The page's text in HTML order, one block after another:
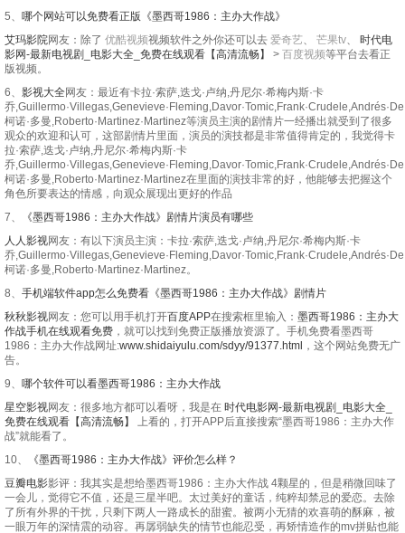
5、 哪个网站可以免费看正版《墨西哥1986：主办大作战》
艾玛影院网友：除了 优酷视频视频软件之外你还可以去 爱奇艺、 芒果tv、 时代电
影网-最新电视剧_电影大全_免费在线观看【高清流畅】 > 百度视频等平台去看正
版视频。
6、 影视大全网友：最近有卡拉·索萨,迭戈·卢纳,丹尼尔·希梅内斯·卡
乔
柯诺·多曼,Roberto·Martinez·Martinez等演员主演的剧情片一经播出就受到了很多
观众的欢迎和认可，这部剧情片里面，演员的演技都是非常值得肯定的，我觉得卡
拉·索萨,迭戈·卢纳,丹尼尔·希梅内斯·卡
乔
柯诺·多曼,Roberto·Martinez·Martinez在里面的演技非常的好，他能够去把握这个
角色所要表达的情感，向观众展现出更好的作品
7、
《墨西哥1986：主办大作战》剧情片演员有哪些
人人影视网友：有以下演员主演：卡拉·索萨,迭戈·卢纳,丹尼尔·希梅内斯·卡
乔
柯诺·多曼,Roberto·Martinez·Martinez。
8、 手机端软件app怎么免费看《墨西哥1986：主办大作战》剧情片
秋秋影视网友：您可以用手机打开百度APP在搜索框里输入： 墨西哥1986：主办大
作战手机在线观看免费 ，就可以找到免费正版播放资源了。手机免费看墨西哥
1986：主办大作战网址:www.shidaiyulu.com/sdyy/91377.html ，这个网站免费无广
告。
9、 哪个软件可以看墨西哥1986：主办大作战
星空影视网友：很多地方都可以看呀，我是在 时代电影网-最新电视剧_电影大全_
免费在线观看【高清流畅】
上看的，打开APP后直接搜索“墨西哥1986：主办大作
战”就能看了。
10、
《墨西哥1986：主办大作战》评价怎么样？
豆瓣电影影评：我其实是想给墨西哥1986：主办大作战 4颗星的，但是稍微回味了
一会儿，觉得它不值，还是三星半吧。太过美好的童话，纯粹却禁忌的爱恋。去除
了所有外界的干扰，只剩下两人一路成长的甜蜜。被两小无猜的欢喜萌的酥麻，被
一眼万年的深情震的动容。再孱弱缺失的情节也能忍受，再矫情造作的mv拼贴也能